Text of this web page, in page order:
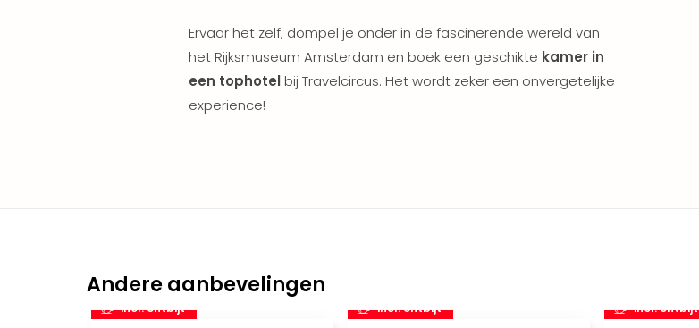
Ervaar het zelf, dompel je onder in de fascinerende wereld van
het Rijksmuseum Amsterdam en boek een geschikte kamer in
een tophotelbij Travelcircus. Het wordt zeker een onvergetelijke
experience!
Andere aanbevelingen
incl. ontbijt incl. ontbijt incl. ontbijt